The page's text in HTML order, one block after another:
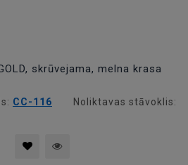
skrūvejama, melna krasa
CC-116
Noliktavas stāvoklis: